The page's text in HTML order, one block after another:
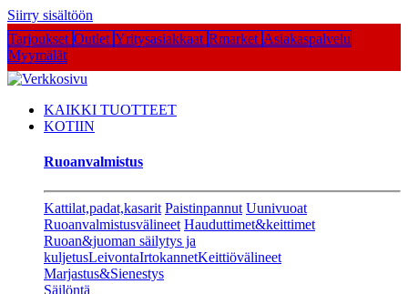
Siirry sisältöön
Tarjoukset Outlet Yritysasiakkaat Rmarket Asiakaspalvelu
Myymälät
KAIKKI TUOTTEET
KOTIIN
Ruoanvalmistus
Kattilat,padat,kasarit Paistinpannut Uunivuoat
Ruoanvalmistusvälineet Hauduttimet&keittimet
Ruoan&juoman säilytys ja
kuljetusLeivontaIrtokannetKeittiövälineet
Marjastus&Sienestys
Säilöntä